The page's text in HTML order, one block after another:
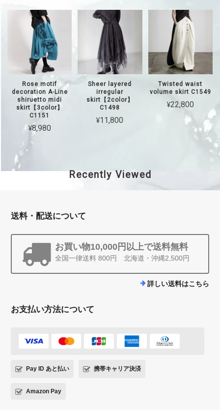
Rose motif
decoration A-Line
shiruetto midi
skirt【3color】
C1151
¥8,980
Sheer layered
irregular
skirt【2color】
C1498
¥11,800
Twisted waist
volume skirt C1549
¥22,800
Recently Viewed
送料・配送について
お買い物10,000円以上で送料無料
全国一律送料 800円 北海道・沖縄2,500円
詳しい送料はこちら
お支払い方法について
Pay ID あと払い 携帯キャリア決済
Amazon Pay